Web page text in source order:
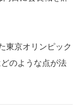
東京オリンピック
のような点が法